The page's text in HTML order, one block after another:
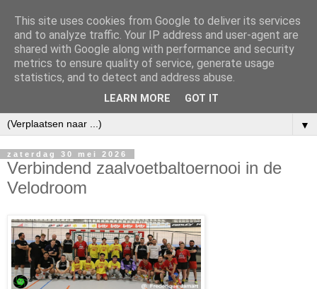
▼
zaterdag 30 mei 2026
Verbindend zaalvoetbaltoernooi in de
Velodroom
This site uses cookies from Google to deliver its services
and to analyze traffic. Your IP address and user-agent are
shared with Google along with performance and security
metrics to ensure quality of service, generate usage
statistics, and to detect and address abuse.
LEARN MORE GOT IT